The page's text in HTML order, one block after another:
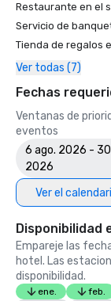
Restaurante en el
Servicio de
Tienda de regalos
Ver todas (7)
Fechas
Ventanas de
eventos
6 ago. 2026 -
2026
Ver el
Disponibilidad
Empareje las
hotel. Las
disponibilidad.
ene. feb.